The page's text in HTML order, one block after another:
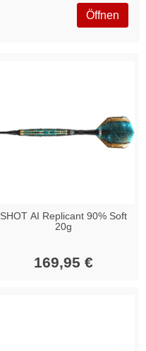
Öffnen
SHOT AI Replicant 90% Soft
20g
169,95 €